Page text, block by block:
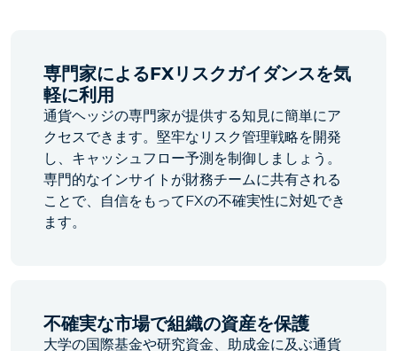
専門家によるFXリスクガイダンスを気
軽に利用
通貨ヘッジの専門家が提供する知見に簡単にア
クセスできます。堅牢なリスク管理戦略を開発
し、キャッシュフロー予測を制御しましょう。
専門的なインサイトが財務チームに共有される
ことで、自信をもってFXの不確実性に対処でき
ます。
不確実な市場で組織の資産を保護
大学の国際基金や研究資金、助成金に及ぶ通貨